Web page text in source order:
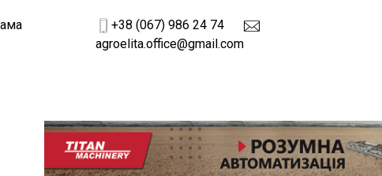
+38 (067) 986 24 74
agroelita.office@gmail.com